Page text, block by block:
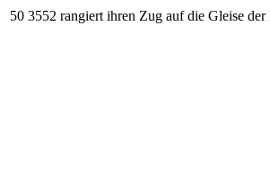
50 3552 rangiert ihren Zug auf die Gleise